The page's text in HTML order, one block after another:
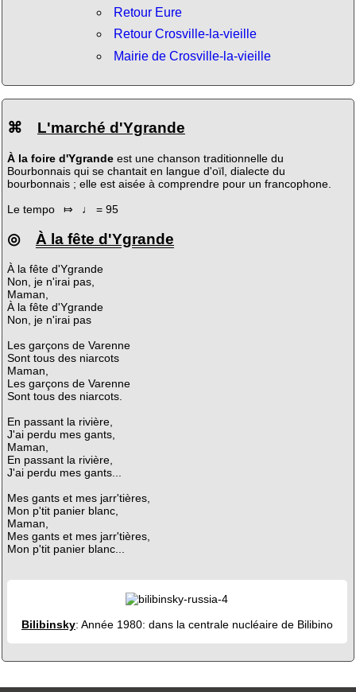
Retour Eure
Retour Crosville-la-vieille
Mairie de Crosville-la-vieille
⌘ L'marché d'Ygrande
À la foire d'Ygrandeest une chanson traditionnelle du
Bourbonnais qui se chantait en langue d'oïl, dialecte du
bourbonnais ; elle est aisée à comprendre pour un francophone.
Le tempo ⤇ ♩ = 95
◎ À la fête d'Ygrande
À la fête d'Ygrande
Non, je n'irai pas,
Maman,
À la fête d'Ygrande
Non, je n'irai pas
Les garçons de Varenne
Sont tous des niarcots
Maman,
Les garçons de Varenne
Sont tous des niarcots.
En passant la rivière,
J'ai perdu mes gants,
Maman,
En passant la rivière,
J'ai perdu mes gants...
Mes gants et mes jarr'tières,
Mon p'tit panier blanc,
Maman,
Mes gants et mes jarr'tières,
Mon p'tit panier blanc...
Bilibinsky: Année 1980: dans la centrale nucléaire de Bilibino